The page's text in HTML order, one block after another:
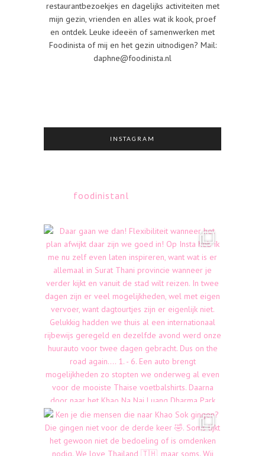
restaurantbezoekjes en dagelijks activiteiten met
mijn gezin, vrienden en alles wat ik kook, proef
en ontdek. Leuke ideeën of samenwerken met
Foodinista of mij en het gezin uitnodigen? Mail:
daphne@foodinista.nl
INSTAGRAM
foodinistanl